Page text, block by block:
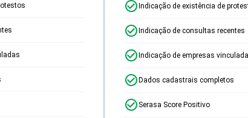
Indicação de existência de
Indicação de consultas recentes
Indicação de empresas
Dados cadastrais completos
Serasa Score Positivo